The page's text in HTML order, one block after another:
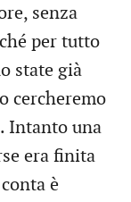
senza
per tutto
state già
cercheremo
Intanto una
era finita
è